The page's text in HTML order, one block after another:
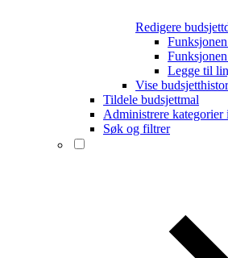
Redigere
Legge til
Vise
Tildele budsjettmal
Administrere kategorier
Søk og filtrer